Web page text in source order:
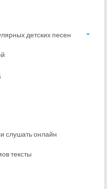
детских песен
слушать онлайн
тексты